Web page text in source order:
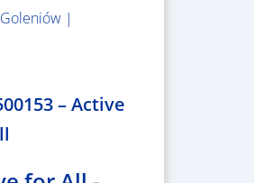
|
– Active